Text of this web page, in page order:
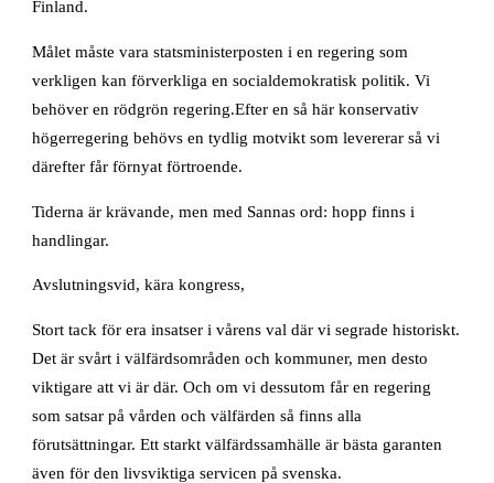
Finland.
Målet måste vara statsministerposten i en regering som
verkligen kan förverkliga en socialdemokratisk politik. Vi
behöver en rödgrön regering.Efter en så här konservativ
högerregering behövs en tydlig motvikt som levererar så vi
därefter får förnyat förtroende.
Tiderna är krävande, men med Sannas ord: hopp finns i
handlingar.
Avslutningsvid, kära kongress,
Stort tack för era insatser i vårens val där vi segrade historiskt.
Det är svårt i välfärdsområden och kommuner, men desto
viktigare att vi är där. Och om vi dessutom får en regering
som satsar på vården och välfärden så finns alla
förutsättningar. Ett starkt välfärdssamhälle är bästa garanten
även för den livsviktiga servicen på svenska.